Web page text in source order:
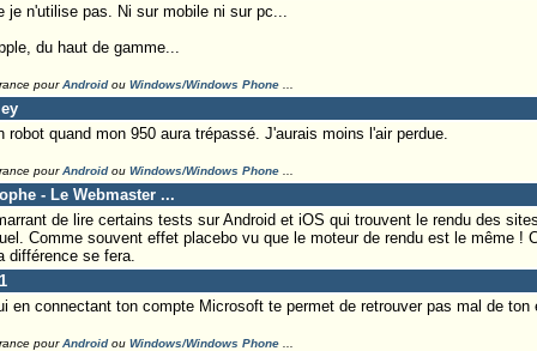
je n'utilise pas. Ni sur mobile ni sur pc...
du haut de gamme...
pourAndroidou Windows/Windows Phone...
robot quand mon 950 aura trépassé. J'aurais moins l'air perdue.
pourAndroidou Windows/Windows Phone...
- Le Webmaster ...
de lire certains tests sur Android et iOS qui trouvent le rendu des
Comme souvent effet placebo vu que le moteur de rendu est le même !
différence se fera.
en connectant ton compte Microsoft te permet de retrouver pas mal de ton
pourAndroidou Windows/Windows Phone...